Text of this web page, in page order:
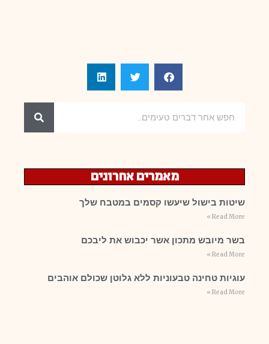
מאמרים אחרונים
שיטות בישול שיעשו קסמים במטבח שלך
Read More »
בשר מיובש מתכון אשר יכבוש את ליבכם
Read More »
עוגיות טחינה טבעוניות ללא גלוטן שכולם אוהבים
Read More »